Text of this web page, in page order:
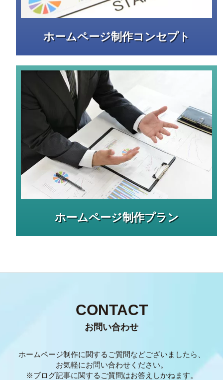
ホームページ制作コンセプト
ホームページ制作プラン
CONTACT
お問い合わせ
ホームページ制作に関するご質問などございましたら、
お気軽にお問い合わせください。
※ブログ記事に関するご質問はお答えしかねます。